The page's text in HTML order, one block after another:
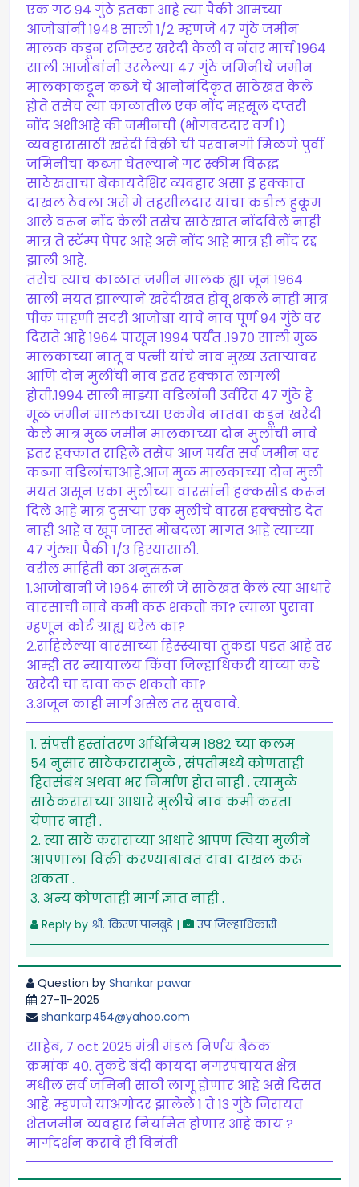
एक गट ९४ गुंठे इतका आहे त्या पैकी आमच्या
आजोबांनी १९४८ साली १/२ म्हणजे ४७ गुंठे जमीन
मालक कडून रजिस्टर खरेदी केली व नंतर मार्च १९६४
साली आजोबांनी उरलेल्या ४७ गुंठे जमिनीचे जमीन
मालकाकडून कब्जे चे आनोनंदिकृत साठेखत केले
होते तसेच त्या काळातील एक नोंद महसूल दप्तरी
नोंद अशीआहे की जमीनची (भोगवटदार वर्ग १)
व्यवहारासाठी खरेदी विक्री ची परवानगी मिळणे पुर्वी
जमिनीचा कब्जा घेतल्याने गट स्कीम विरूद्ध
साठेखताचा बेकायदेशिर व्यवहार असा इ हक्कात
दाखल ठेवला असे मे तहसीलदार यांचा कडील हुकूम
आले वरून नोंद केली तसेच साठेखात नोंदविले नाही
मात्र ते स्टॅम्प पेपर आहे असे नोंद आहे मात्र ही नोंद रद्द
झाली आहे.
तसेच त्याच काळात जमीन मालक ह्या जून १९६४
साली मयत झाल्याने खरेदीखत होवू शकले नाही मात्र
पीक पाहणी सदरी आजोबा यांचे नाव पूर्ण ९४ गुंठे वर
दिसते आहे १९६४ पासून १९९४ पर्यंत .१९७० साली मुळ
मालकाच्या नातू व पत्नी यांचे नाव मुख्य उताऱ्यावर
आणि दोन मुलींची नावं इतर हक्कात लागली
होती.१९९४ साली माझ्या वडिलांनी उर्वरित ४७ गुंठे हे
मूळ जमीन मालकाच्या एकमेव नातवा कडून खरेदी
केले मात्र मुळ जमीन मालकाच्या दोन मुलींची नावे
इतर हक्कात राहिले तसेच आज पर्यंत सर्व जमीन वर
कब्जा वडिलांचाआहे.आज मुळ मालकाच्या दोन मुली
मयत असून एका मुलीच्या वारसांनी हक्कसोड करून
दिले आहे मात्र दुसऱ्या एक मुलीचे वारस हक्क्सोड देत
नाही आहे व खूप जास्त मोबदला मागत आहे त्याच्या
४७ गुंठ्या पैकी १/३ हिस्यासाठी.
वरील माहिती का अनुसरून
१.आजोबांनी जे १९६४ साली जे साठेखत केलं त्या आधारे
वारसाची नावे कमी करू शकतो का? त्याला पुरावा
म्हणून कोर्ट ग्राह्य धरेल का?
२.राहिलेल्या वारसाच्या हिस्स्याचा तुकडा पडत आहे तर
आम्ही तर न्यायालय किंवा जिल्हाधिकरी यांच्या कडे
खरेदी चा दावा करू शकतो का?
३.अजून काही मार्ग असेल तर सुचवावे.
१. संपत्ती हस्तांतरण अधिनियम १८८२ च्या कलम
५४ नुसार साठेकरारामुळे , संपतीमध्ये कोणताही
हितसंबंध अथवा भर निर्माण होत नाही . त्यामुळे
साठेकराराच्या आधारे मुलीचे नाव कमी करता
येणार नाही .
२. त्या साठे कराराच्या आधारे आपण त्विया मुलीने
आपणाला विक्री करण्याबाबत दावा दाखल करू
शकता .
३. अन्य कोणताही मार्ग ज्ञात नाही .
Reply by श्री. किरण पानबुडे | उप जिल्हाधिकारी
Question byShankar pawar
27-11-2025
shankarp454@yahoo.com
साहेब, 7 oct 2025 मंत्री मंडल निर्णय बैठक
क्रमांक 40. तुकडे बंदी कायदा नगरपंचायत क्षेत्र
मधील सर्व जमिनी साठी लागू होणार आहे असे दिसत
आहे. म्हणजे याअगोदर झालेले 1 ते 13 गुंठे जिरायत
शेतजमीन व्यवहार नियमित होणार आहे काय ?
मार्गदर्शन करावे ही विनंती